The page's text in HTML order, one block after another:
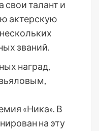
свои талант и
актерскую
званий.
наград,
«Ника». В
на эту